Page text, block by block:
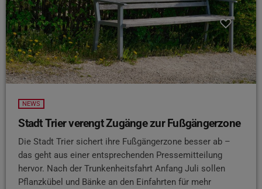
NEWS
Stadt Trier verengt Zugänge zur Fußgängerzone
Die Stadt Trier sichert ihre Fußgängerzone besser ab –
das geht aus einer entsprechenden Pressemitteilung
hervor. Nach der Trunkenheitsfahrt Anfang Juli sollen
Pflanzkübel und Bänke an den Einfahrten für mehr